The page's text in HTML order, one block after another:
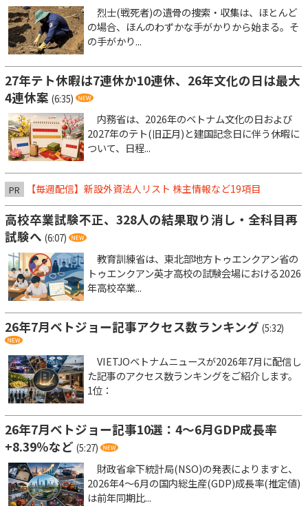
烈士(戦死者)の遺骨の捜索・収集は、ほとんど
の場合、ほんのわずかな手がかりから始まる。そ
の手がかり...
27年テト休暇は7連休か10連休、26年文化の日は最大
4連休案 (6:35)
内務省は、2026年のベトナム文化の日および
2027年のテト(旧正月)と建国記念日に伴う休暇に
ついて、日程...
PR 【毎週配信】新設外資法人リスト 株主情報など19項目
高校卒業試験不正、328人の結果取り消し・全科目再
試験へ (6:07)
教育訓練省は、東北部地方トゥエンクアン省の
トゥエンクアン英才高校の試験会場における2026
年高校卒業...
26年7月ベトジョー記事アクセス数ランキング (5:32)
VIETJOベトナムニュースが2026年7月に配信し
た記事のアクセス数ランキングをご紹介します。
1位：
26年7月ベトジョー記事10選：4～6月GDP成長率
+8.39％など (5:27)
財政省傘下統計局(NSO)の発表によりますと、
2026年4～6月の国内総生産(GDP)成長率(推定値)
は前年同期比...